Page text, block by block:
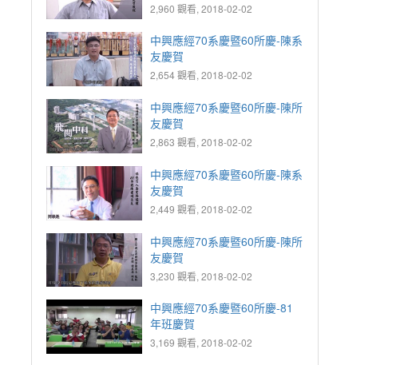
2,960 觀看, 2018-02-02
中興應經70系慶暨60所慶-陳系
友慶賀
2,654 觀看, 2018-02-02
中興應經70系慶暨60所慶-陳所
友慶賀
2,863 觀看, 2018-02-02
中興應經70系慶暨60所慶-陳系
友慶賀
2,449 觀看, 2018-02-02
中興應經70系慶暨60所慶-陳所
友慶賀
3,230 觀看, 2018-02-02
中興應經70系慶暨60所慶-81
年班慶賀
3,169 觀看, 2018-02-02